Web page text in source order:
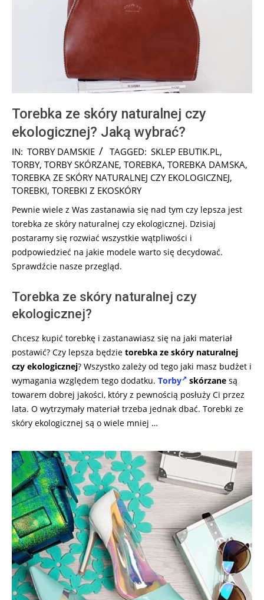
Torebka ze skóry naturalnej czy
ekologicznej? Jaką wybrać?
2025-
08-
22
IN: TORBY DAMSKIE TAGGED: SKLEP EBUTIK.PL,
TORBY, TORBY SKÓRZANE, TOREBKA, TOREBKA DAMSKA,
TOREBKA ZE SKÓRY NATURALNEJ CZY EKOLOGICZNEJ,
TOREBKI, TOREBKI Z EKOSKÓRY
Pewnie wiele z Was zastanawia się nad tym czy lepsza jest
torebka ze skóry naturalnej czy ekologicznej. Dzisiaj
postaramy się rozwiać wszystkie wątpliwości i
podpowiedzieć na jakie modele warto się decydować.
Sprawdźcie nasze przegląd.
Torebka ze skóry naturalnej czy
ekologicznej?
Chcesz kupić torebkę i zastanawiasz się na jaki materiał
postawić? Czy lepsza będzie torebka ze skóry naturalnej
czy ekologicznej? Wszystko zależy od tego jaki masz budżet i
wymagania względem tego dodatku. Torby skórzane są
towarem dobrej jakości, który z pewnością posłuży Ci przez
lata. O wytrzymały materiał trzeba jednak dbać. Torebki ze
skóry ekologicznej są o wiele mniej …